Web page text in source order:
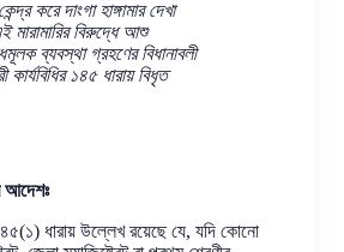
করে দাংগা হাঙ্গামার দেখা
মারামারির বিরুদ্ধে আশু
ব্যবস্থা গ্রহণের বিধানাবলী
কার্যবিধির ১৪৫ ধারায় বিধৃত
আদেশঃ
ধারায় উল্লেখ রয়েছে যে, যদি কোনো